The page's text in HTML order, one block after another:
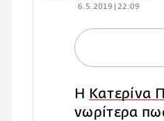
6.5.2019 | 22:09
H Kατερίνα
νωρίτερα